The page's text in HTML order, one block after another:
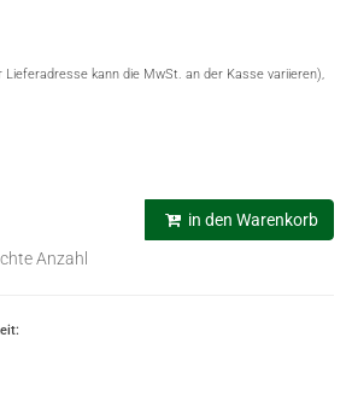
Lieferadresse kann die MwSt. an der Kasse variieren),
in den Warenkorb
Anzahl